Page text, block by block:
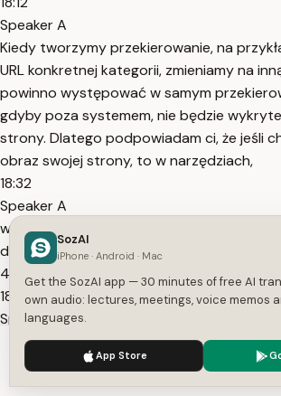
Speaker A
Kiedy tworzymy przekierowanie, na
URL konkretnej kategorii, zmieniamy na
powinno występować w samym
gdyby poza systemem, nie będzie
strony. Dlatego podpowiadam ci, że jeśli
obraz swojej strony, to w narzędziach,
18:32
Speaker A
w crawlerach, takich jak Screaming Frog
dodatkowych danych, na przykład łącz je
4 czy z Google Search Console.
18:42
Speaker A
Gwarantuję ci, jeśli twoja strona ma już za
lata istnienia, to wykryjesz znacznie więcej
szczególnie jeśli za tobą były jakieś
We use cookies to enhance your experience.
SozAI
iPhone · Android · Mac
Get the SozAI app — 30 minutes of free AI
own audio: lectures, meetings, voice memos
languages.
App Store